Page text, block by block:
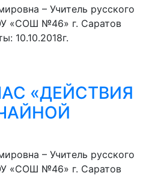
– Учитель русского
«СОШ №46» г. Саратов
10.10.2018г.
«ДЕЙСТВИЯ
– Учитель русского
«СОШ №46» г. Саратов